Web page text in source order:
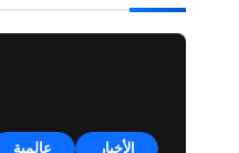
الأخبار عالمية